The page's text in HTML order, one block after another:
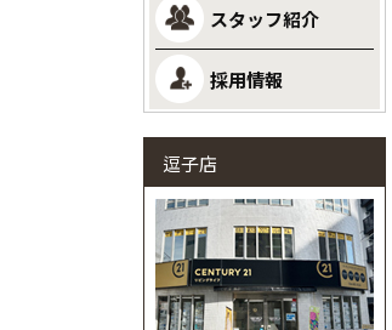
スタッフ紹介
採用情報
逗子店